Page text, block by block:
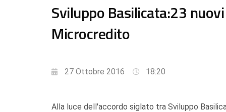
Sviluppo Basilicata:23
Microcredito
27 Ottobre 2016 18:20
Alla luce dell'accordo siglato tra Sviluppo